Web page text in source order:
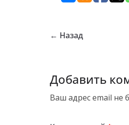
← Назад
Добавить
Ваш адрес email не